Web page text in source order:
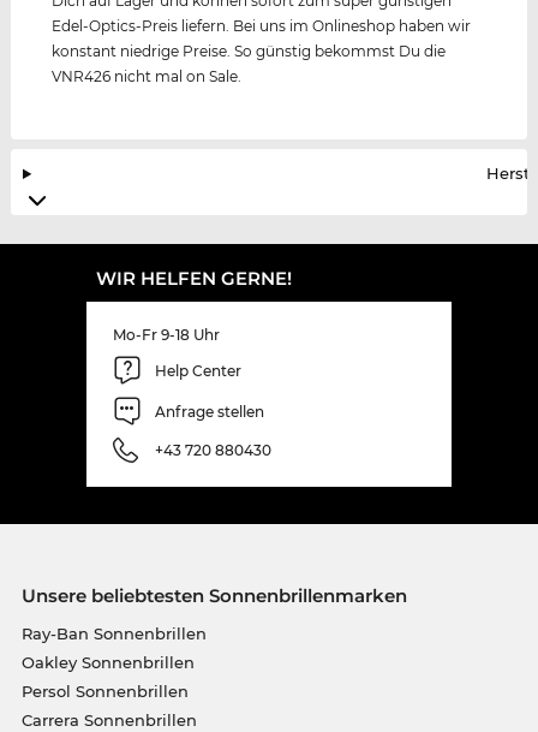
Edel-Optics-Preis liefern. Bei uns im Onlineshop haben wir
konstant niedrige Preise. So günstig bekommst Du die
VNR426 nicht mal on Sale.
WIR HELFEN GERNE!
Mo-Fr 9-18 Uhr
Help Center
Anfrage stellen
+43 720 880430
Unsere beliebtesten Sonnenbrillenmarken
Ray-Ban Sonnenbrillen
Oakley Sonnenbrillen
Persol Sonnenbrillen
Carrera Sonnenbrillen